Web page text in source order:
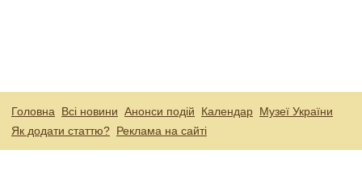
Головна Всі новини Анонси подій Календар Музеї України
Як додати статтю? Реклама на сайті